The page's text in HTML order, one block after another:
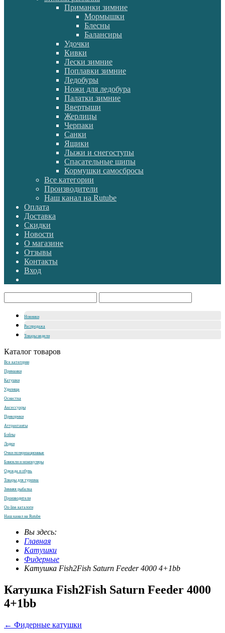
Приманки зимние
Мормышки
Блесны
Балансиры
Удочки
Кивки
Лески зимние
Поплавки зимние
Ледобуры
Ножи для ледобура
Палатки зимние
Ввертыши
Жерлицы
Черпаки
Санки
Ящики
Лыжи и снегоступы
Спасательные шипы
Кормушки самосбросы
Все категории
Производители
Наш канал на Rutube
Оплата
Доставка
Скидки
Новости
О магазине
Отзывы
Контакты
Вход
Новинки
Распродажа
Товары недели
Каталог товаров
Все категории
Приманки
Катушки
Удилища
Оснастка
Аксессуары
Прикормки
Аттрактанты
Бойлы
Лодки
Очки поляризационные
Бинокли и монокуляры
Одежда и обувь
Товары для туризма
Зимняя рыбалка
Производители
On-line каталоги
Наш канал на Rutube
Вы здесь:
Главная
Катушки
Фидерные
Катушка Fish2Fish Saturn Feeder 4000 4+1bb
Катушка Fish2Fish Saturn Feeder 4000
4+1bb
← Фидерные катушки